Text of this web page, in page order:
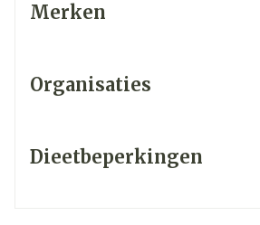
Merken
Organisaties
Dieetbeperkingen